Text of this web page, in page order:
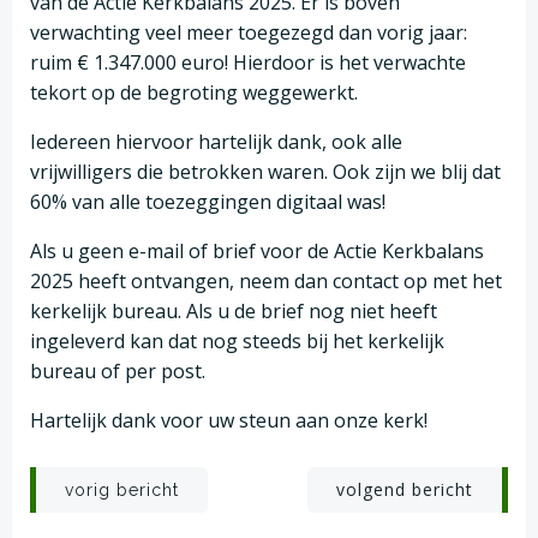
verwachting veel meer toegezegd dan vorig jaar:
ruim € 1.347.000 euro! Hierdoor is het verwachte
tekort op de begroting weggewerkt.
Iedereen hiervoor hartelijk dank, ook alle
vrijwilligers die betrokken waren. Ook zijn we blij dat
60% van alle toezeggingen digitaal was!
Als u geen e-mail of brief voor de Actie Kerkbalans
2025 heeft ontvangen, neem dan contact op met het
kerkelijk bureau. Als u de brief nog niet heeft
ingeleverd kan dat nog steeds bij het kerkelijk
bureau of per post.
Hartelijk dank voor uw steun aan onze kerk!
Post
vorig bericht
Postvolgend bericht